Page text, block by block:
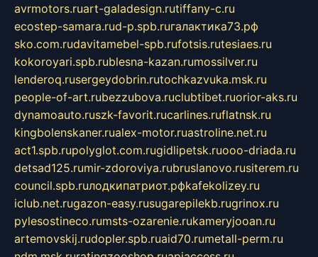
avrmotors.ruart-galadesign.rutiffany-c.ru
ecostep-samara.rud-p.spb.ruгалактика73.рф
sko.com.rudavitamebel-spb.rufotsis.rutesiaes.ru
kokoroyari.spb.rublesna-kazan.rumossilver.ru
lenderoq.rusergeydobrin.rutochkazvuka.msk.ru
people-of-art.rubezzubova.ruclubtibet.ruorior-aks.ru
dynamoauto.ruszk-favorit.rucarlines.ruflatnsk.ru
kingbolenskaner.rualex-motor.ruastroline.net.ru
act1.spb.rupolyglot.com.rugidlipetsk.ruooo-driada.ru
detsad125.rumir-zdoroviya.rubruslanovo.rusiterem.ru
council.spb.ruлодкипатриот.рфkafekolizey.ru
iclub.net.rugazon-easy.rusugarepilekb.rugrinox.ru
pylesostineco.rumsts-ozarenie.rukameryjooan.ru
artemovskij.rudopler.spb.ruaid70.rumetall-perm.ru